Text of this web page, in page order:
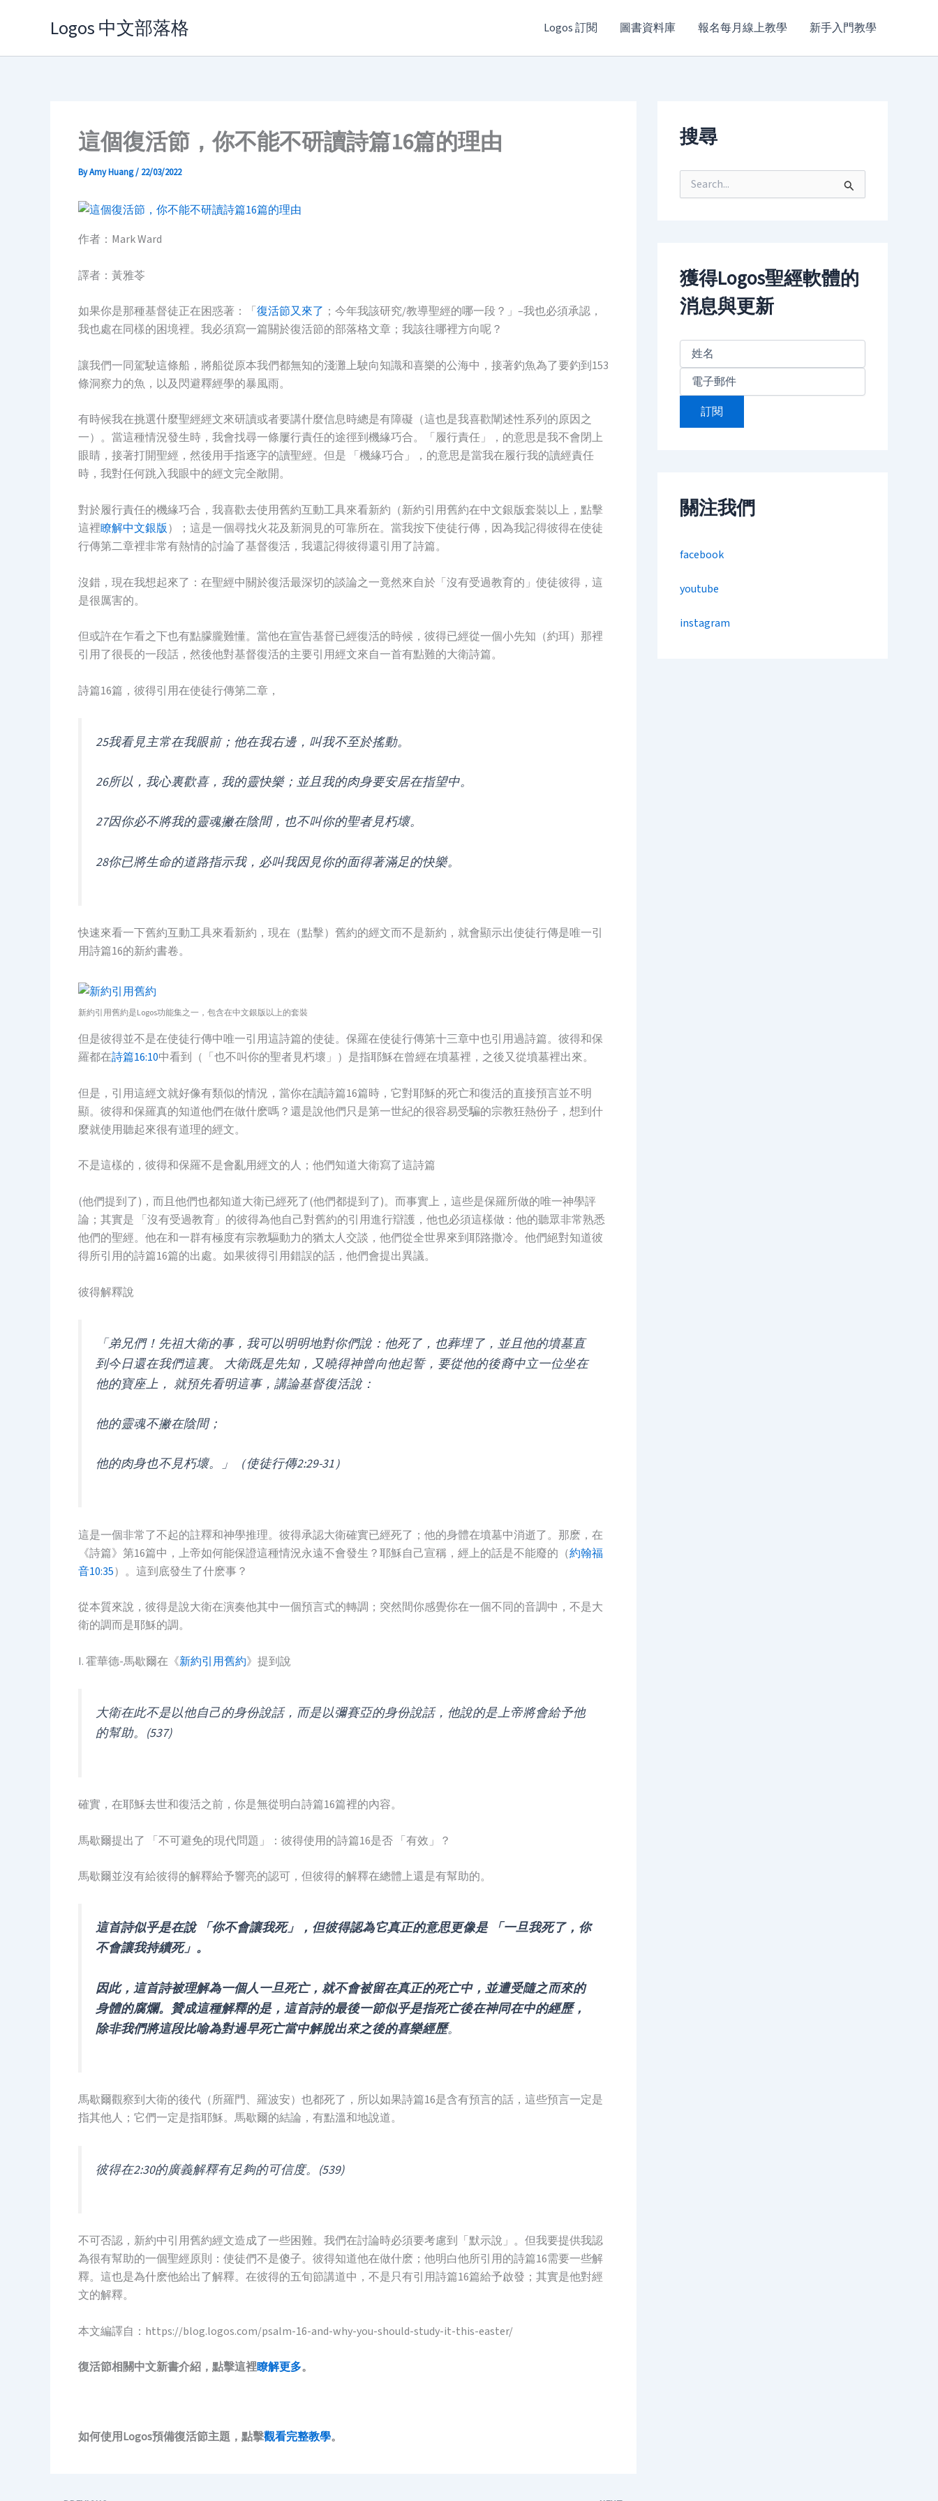
Logos 中文部落格 Logos 訂閱 圖書資料庫 報名每月線上教學 新手入門教學
這個復活節，你不能不研讀詩篇16篇的理由
ByAmy Huang/ 22/03/2022
作者：Mark Ward
譯者：黃雅苓
如果你是那種基督徒正在困惑著：「復活節又來了 ；今年我該研究/教導聖經的哪一段？」–我也必須承認，
我也處在同樣的困境裡。我必須寫一篇關於復活節的部落格文章；我該往哪裡方向呢？
讓我們一同駕駛這條船，將船從原本我們都無知的淺灘上駛向知識和喜樂的公海中，接著釣魚為了要釣到153
條洞察力的魚，以及閃避釋經學的暴風雨。
有時候我在挑選什麼聖經經文來研讀或者要講什麼信息時總是有障礙（這也是我喜歡闡述性系列的原因之
一）。當這種情況發生時，我會找尋一條屢行責任的途徑到機緣巧合。「履行責任」，的意思是我不會閉上
眼睛，接著打開聖經，然後用手指逐字的讀聖經。但是 「機緣巧合 」，的意思是當我在履行我的讀經責任
時，我對任何跳入我眼中的經文完全敞開。
對於履行責任的機緣巧合，我喜歡去使用舊約互動工具來看新約（新約引用舊約在中文銀版套裝以上，點擊
這裡瞭解中文銀版）；這是一個尋找火花及新洞見的可靠所在。當我按下使徒行傳，因為我記得彼得在使徒
行傳第二章裡非常有熱情的討論了基督復活，我還記得彼得還引用了詩篇。
沒錯，現在我想起來了：在聖經中關於復活最深切的談論之一竟然來自於「沒有受過教育的」使徒彼得，這
是很厲害的。
但或許在乍看之下也有點朦朧難懂。當他在宣告基督已經復活的時候，彼得已經從一個小先知（約珥）那裡
引用了很長的一段話，然後他對基督復活的主要引用經文來自一首有點難的大衛詩篇。
詩篇16篇，彼得引用在使徒行傳第二章，
25我看見主常在我眼前；他在我右邊，叫我不至於搖動。
26所以，我心裏歡喜，我的靈快樂；並且我的肉身要安居在指望中。
27因你必不將我的靈魂撇在陰間，也不叫你的聖者見朽壞。
28你已將生命的道路指示我，必叫我因見你的面得著滿足的快樂。
快速來看一下舊約互動工具來看新約，現在（點擊）舊約的經文而不是新約，就會顯示出使徒行傳是唯一引
用詩篇16的新約書卷。
新約引用舊約是Logos功能集之一，包含在中文銀版以上的套裝
但是彼得並不是在使徒行傳中唯一引用這詩篇的使徒。保羅在使徒行傳第十三章中也引用過詩篇。彼得和保
羅都在詩篇16:10中看到（「也不叫你的聖者見朽壞」）是指耶穌在曾經在墳墓裡，之後又從墳墓裡出來。
但是，引用這經文就好像有類似的情況，當你在讀詩篇16篇時，它對耶穌的死亡和復活的直接預言並不明
顯。彼得和保羅真的知道他們在做什麽嗎？還是說他們只是第一世紀的很容易受騙的宗教狂熱份子，想到什
麼就使用聽起來很有道理的經文。
不是這樣的，彼得和保羅不是會亂用經文的人；他們知道大衛寫了這詩篇
(他們提到了)，而且他們也都知道大衛已經死了(他們都提到了)。而事實上，這些是保羅所做的唯一神學評
論；其實是 「沒有受過教育」的彼得為他自己對舊約的引用進行辯護，他也必須這樣做：他的聽眾非常熟悉
他們的聖經。他在和一群有極度有宗教驅動力的猶太人交談，他們從全世界來到耶路撒冷。他們絕對知道彼
得所引用的詩篇16篇的出處。如果彼得引用錯誤的話，他們會提出異議。
彼得解釋說
「弟兄們！先祖大衛的事，我可以明明地對你們說：他死了，也葬埋了，並且他的墳墓直
到今日還在我們這裏。 大衛既是先知，又曉得神曾向他起誓，要從他的後裔中立一位坐在
他的寶座上， 就預先看明這事，講論基督復活說：
他的靈魂不撇在陰間；
他的肉身也不見朽壞。」（使徒行傳2:29-31）
這是一個非常了不起的註釋和神學推理。彼得承認大衛確實已經死了；他的身體在墳墓中消逝了。那麽，在
《詩篇》第16篇中，上帝如何能保證這種情況永遠不會發生？耶穌自己宣稱，經上的話是不能廢的（約翰福
音10:35）。這到底發生了什麽事？
從本質來說，彼得是說大衛在演奏他其中一個預言式的轉調；突然間你感覺你在一個不同的音調中，不是大
衛的調而是耶穌的調。
I. 霍華德-馬歇爾在《新約引用舊約》提到說
大衛在此不是以他自己的身份說話，而是以彌賽亞的身份說話，他說的是上帝將會給予他
的幫助。(537)
確實，在耶穌去世和復活之前，你是無從明白詩篇16篇裡的內容。
馬歇爾提出了 「不可避免的現代問題」：彼得使用的詩篇16是否 「有效」？
馬歇爾並沒有給彼得的解釋給予響亮的認可，但彼得的解釋在總體上還是有幫助的。
這首詩似乎是在說 「你不會讓我死」，但彼得認為它真正的意思更像是 「一旦我死了，你
不會讓我持續死」。
因此，這首詩被理解為一個人一旦死亡，就不會被留在真正的死亡中，並遭受隨之而來的
身體的腐爛。贊成這種解釋的是，這首詩的最後一節似乎是指死亡後在神同在中的經歷，
除非我們將這段比喻為對過早死亡當中解脫出來之後的喜樂經歷。
馬歇爾觀察到大衛的後代（所羅門、羅波安）也都死了，所以如果詩篇16是含有預言的話，這些預言一定是
指其他人；它們一定是指耶穌。馬歇爾的結論，有點溫和地說道。
彼得在2:30的廣義解釋有足夠的可信度。(539)
不可否認，新約中引用舊約經文造成了一些困難。我們在討論時必須要考慮到「默示說」。但我要提供我認
為很有幫助的一個聖經原則：使徒們不是傻子。彼得知道他在做什麽；他明白他所引用的詩篇16需要一些解
釋。這也是為什麽他給出了解釋。在彼得的五旬節講道中，不是只有引用詩篇16篇給予啟發；其實是他對經
文的解釋。
本文編譯自：https://blog.logos.com/psalm-16-and-why-you-should-study-it-this-easter/
復活節相關中文新書介紹，點擊這裡瞭解更多。
如何使用Logos預備復活節主題，點擊觀看完整教學。
搜尋
o
r
:
獲得Logos聖經軟體的
消息與更新
關注我們
facebook
youtube
instagram